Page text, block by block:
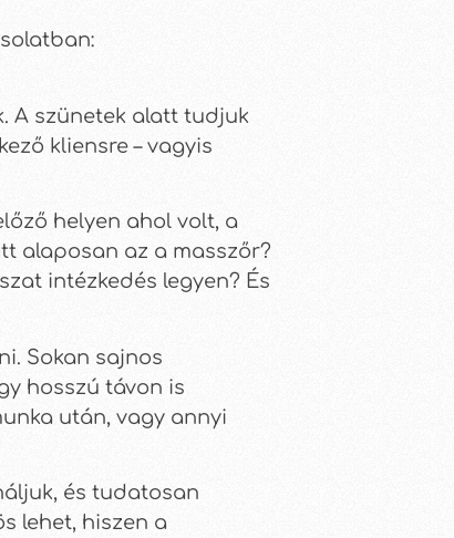
A szünetek alatt tudjuk
kliensre – vagyis
helyen ahol volt, a
alaposan az a masszőr?
intézkedés legyen? És
Sokan sajnos
hosszú távon is
után, vagy annyi
és tudatosan
lehet, hiszen a